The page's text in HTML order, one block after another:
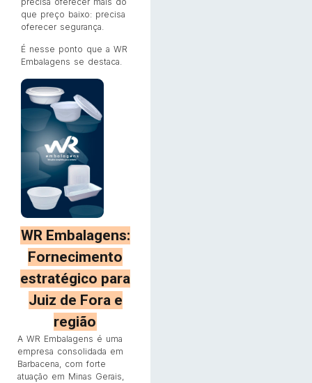
que preço baixo: precisa
oferecer segurança.
É nesse ponto que a WR
Embalagens se destaca.
WR Embalagens:
Fornecimento
estratégico para
Juiz de Fora e
região
A WR Embalagens é uma
empresa consolidada em
Barbacena, com forte
atuação em Minas Gerais,